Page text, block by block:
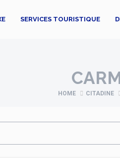
SERVICES TOURISTIQUE
HOME CITADINE